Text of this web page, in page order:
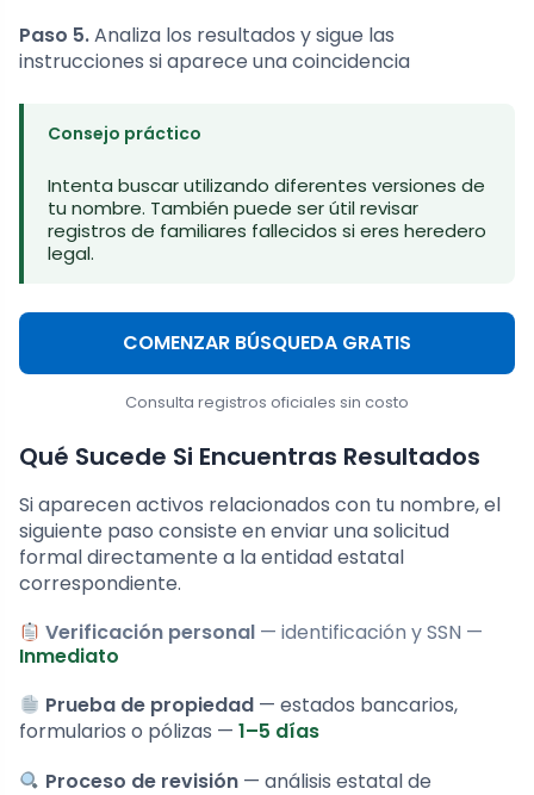
Paso 5.Analiza los resultados y sigue las
instrucciones si aparece una coincidencia
Consejo práctico
Intenta buscar utilizando diferentes versiones de
tu nombre. También puede ser útil revisar
registros de familiares fallecidos si eres heredero
legal.
COMENZAR BÚSQUEDA GRATIS
Consulta registros oficiales sin costo
Qué Sucede Si Encuentras Resultados
Si aparecen activos relacionados con tu nombre, el
siguiente paso consiste en enviar una solicitud
formal directamente a la entidad estatal
correspondiente.
Verificación personal — identificación y SSN —
Inmediato
Prueba de propiedad — estados bancarios,
formularios o pólizas — 1–5 días
Proceso de revisión — análisis estatal de